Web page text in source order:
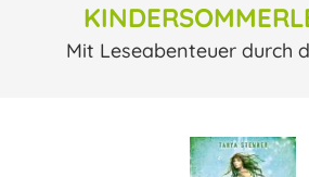
Mit Leseabenteuer durch